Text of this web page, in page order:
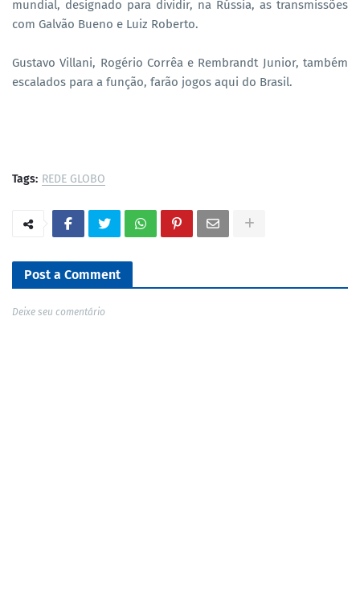
mundial, designado para dividir, na Rússia, as transmissões
com Galvão Bueno e Luiz Roberto.
Gustavo Villani, Rogério Corrêa e Rembrandt Junior, também
escalados para a função, farão jogos aqui do Brasil.
Tags: REDE GLOBO
Post a Comment
Deixe seu comentário